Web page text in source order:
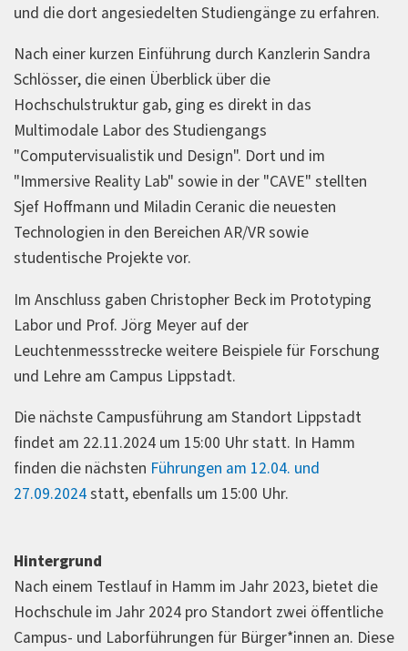
und die dort angesiedelten Studiengänge zu erfahren.
Nach einer kurzen Einführung durch Kanzlerin Sandra
Schlösser, die einen Überblick über die
Hochschulstruktur gab, ging es direkt in das
Multimodale Labor des Studiengangs
"Computervisualistik und Design". Dort und im
"Immersive Reality Lab" sowie in der "CAVE" stellten
Sjef Hoffmann und Miladin Ceranic die neuesten
Technologien in den Bereichen AR/VR sowie
studentische Projekte vor.
Im Anschluss gaben Christopher Beck im Prototyping
Labor und Prof. Jörg Meyer auf der
Leuchtenmessstrecke weitere Beispiele für Forschung
und Lehre am Campus Lippstadt.
Die nächste Campusführung am Standort Lippstadt
findet am 22.11.2024 um 15:00 Uhr statt. In Hamm
finden die nächsten Führungen am 12.04. und
27.09.2024statt, ebenfalls um 15:00 Uhr.
Hintergrund
Nach einem Testlauf in Hamm im Jahr 2023, bietet die
Hochschule im Jahr 2024 pro Standort zwei öffentliche
Campus- und Laborführungen für Bürger*innen an. Diese